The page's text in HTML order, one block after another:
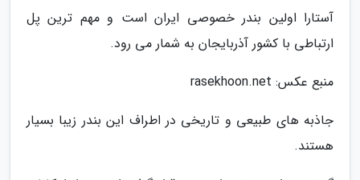
آستارا اولین بندر خصوصی ایران است و مهم ترین پل
ارتباطی با کشور آذربایجان به شمار می رود.
منبع عکس: rasekhoon.net
جاذبه های طبیعی و تاریخی در اطراف این بندر زیبا بسیار
هستند.